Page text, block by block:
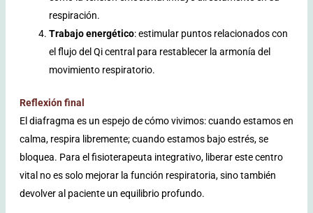
respiración.
Trabajo energético: estimular puntos relacionados con
el flujo del Qi central para restablecer la armonía del
movimiento respiratorio.
Reflexión final
El diafragma es un espejo de cómo vivimos: cuando estamos en
calma, respira libremente; cuando estamos bajo estrés, se
bloquea. Para el fisioterapeuta integrativo, liberar este centro
vital no es solo mejorar la función respiratoria, sino también
devolver al paciente un equilibrio profundo.